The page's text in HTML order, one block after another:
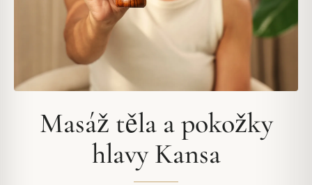
Masáž těla a pokožky
hlavy Kansa